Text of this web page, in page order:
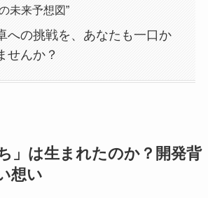
未来予想図”
への挑戦を、あなたも一口か
せんか？
」は生まれたのか？開発背
想い